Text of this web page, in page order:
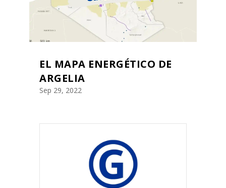
EL MAPA ENERGÉTICO DE
ARGELIA
Sep 29, 2022